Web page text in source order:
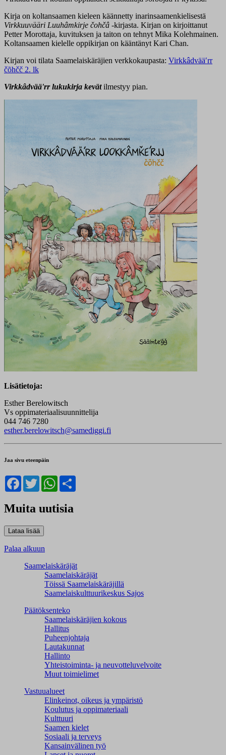
Kirja on koltansaamen kieleen käännetty inarinsaamenkielisestä
Virkkuuvääri Luuhâmkirje čohčâ -kirjasta. Kirjan on kirjoittanut
Petter Morottaja, kuvituksen ja taiton on tehnyt Mika Kolehmainen.
Koltansaamen kielelle oppikirjan on kääntänyt Kari Chan.
Kirjan voi tilata Saamelaiskäräjien verkkokaupasta: Virkkâdvääʹrr
čõhčč 2. lk
Virkkâdvääʹrrlukukirja kevätilmestyy pian.
Lisätietoja:
Esther Berelowitsch
Vs oppimateriaalisuunnittelija
044 746 7280
esther.berelowitsch@samediggi.fi
Jaa sivu eteenpäin
Facebook
TwitterWhatsApp
Muita uutisia
Palaa alkuun
Saamelaiskäräjät
Saamelaiskäräjät
Töissä Saamelaiskäräjillä
Saamelaiskulttuuri­keskus Sajos
Päätöksenteko
Saamelaiskäräjien kokous
Hallitus
Puheenjohtaja
Lautakunnat
Hallinto
Yhteistoiminta- ja neuvotteluvelvoite
Muut toimielimet
Vastuualueet
Elinkeinot, oikeus ja ympäristö
Koulutus ja oppimateriaali
Kulttuuri
Saamen kielet
Sosiaali ja terveys
Kansainvälinen työ